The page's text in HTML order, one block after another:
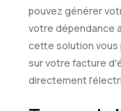
pouvez générer
votre dépendance
cette solution vous
sur votre facture
directement